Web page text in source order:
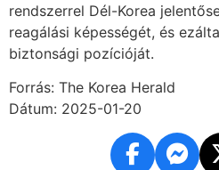
rendszerrel Dél-Korea
reagálási képességét, és
biztonsági pozícióját.
Forrás: The Korea Herald
Dátum: 2025-01-20